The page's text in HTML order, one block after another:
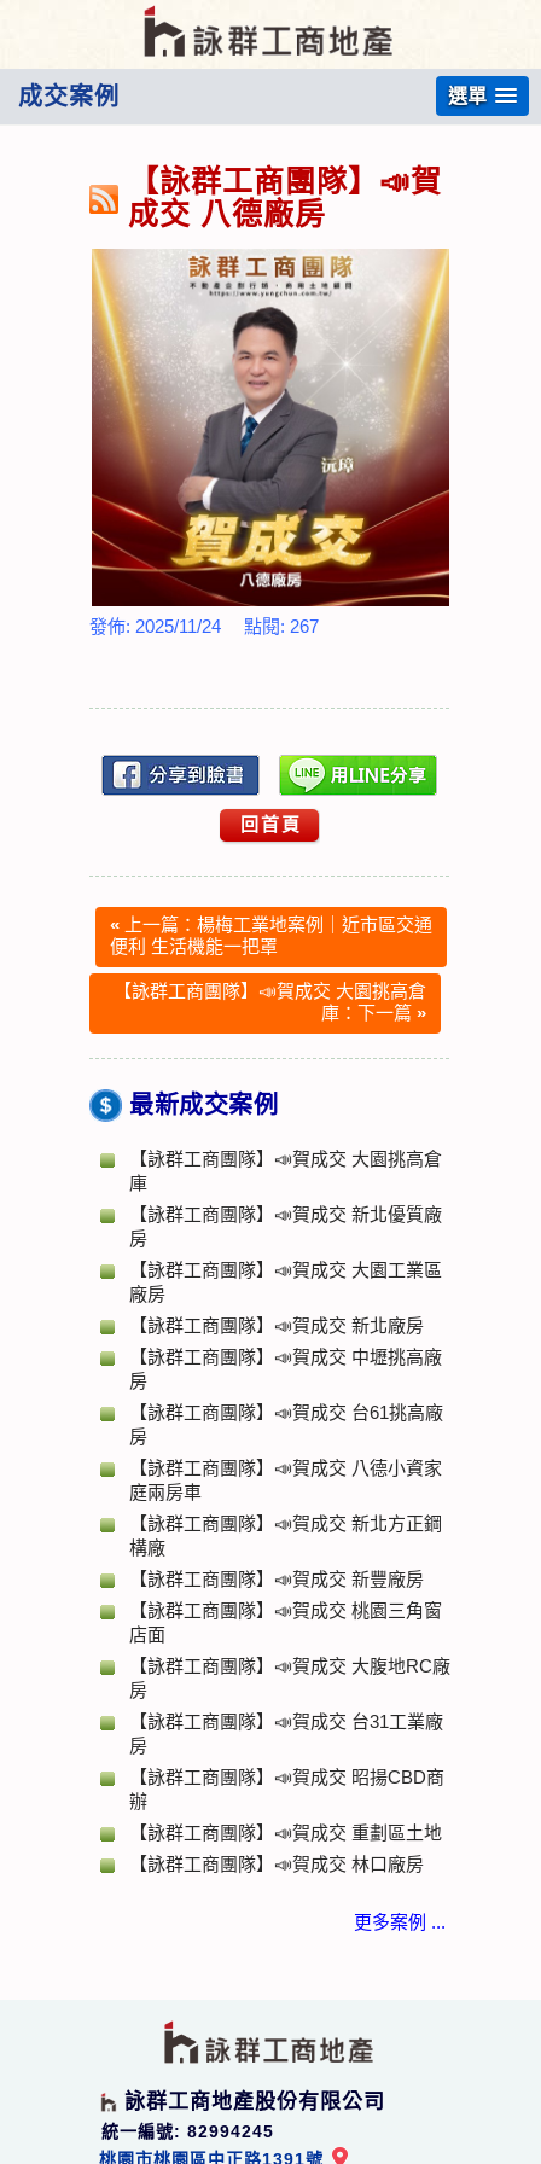
成交案例 選單
【詠群工商團隊】📣賀
成交 八德廠房
發佈: 2025/11/24 點閱: 267
回首頁
« 上一篇：楊梅工業地案例｜近市區交通
便利 生活機能一把罩
【詠群工商團隊】📣賀成交 大園挑高倉
庫：下一篇 »
最新成交案例
【詠群工商團隊】📣賀成交 大園挑高倉
庫
【詠群工商團隊】📣賀成交 新北優質廠
房
【詠群工商團隊】📣賀成交 大園工業區
廠房
【詠群工商團隊】📣賀成交 新北廠房
【詠群工商團隊】📣賀成交 中壢挑高廠
房
【詠群工商團隊】📣賀成交 台61挑高廠
房
【詠群工商團隊】📣賀成交 八德小資家
庭兩房車
【詠群工商團隊】📣賀成交 新北方正鋼
構廠
【詠群工商團隊】📣賀成交 新豐廠房
【詠群工商團隊】📣賀成交 桃園三角窗
店面
【詠群工商團隊】📣賀成交 大腹地RC廠
房
【詠群工商團隊】📣賀成交 台31工業廠
房
【詠群工商團隊】📣賀成交 昭揚CBD商
辦
【詠群工商團隊】📣賀成交 重劃區土地
【詠群工商團隊】📣賀成交 林口廠房
更多案例 ...
詠群工商地產股份有限公司
統一編號: 82994245
桃園市桃園區中正路1391號